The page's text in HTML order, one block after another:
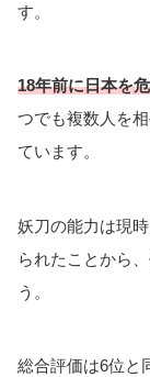
す。
18年前に日本を
つでも複数人を
ています。
妖刀の能力は現
られたことから
う。
総合評価は6位と